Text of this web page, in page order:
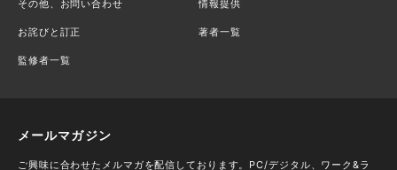
その他、お問い合わせ 情報提供
お詫びと訂正 著者一覧
監修者一覧
メールマガジン
ご興味に合わせたメルマガを配信しております。PC/デジタル、ワーク&ラ